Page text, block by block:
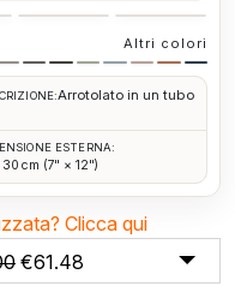
Altri colori
Arrotolato in un tubo
ESTERNA:
30 cm (7" × 12")
Clicca qui
€61.48